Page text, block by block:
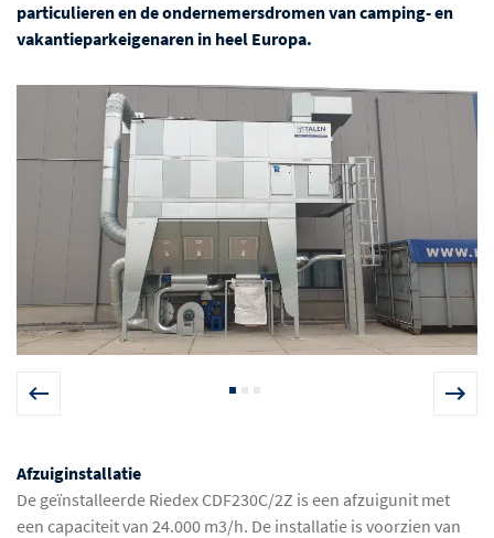
particulieren en de ondernemersdromen van camping- en
vakantieparkeigenaren in heel Europa.
Afzuiginstallatie
De geïnstalleerde Riedex CDF230C/2Z is een afzuigunit met
een capaciteit van 24.000 m3/h. De installatie is voorzien van